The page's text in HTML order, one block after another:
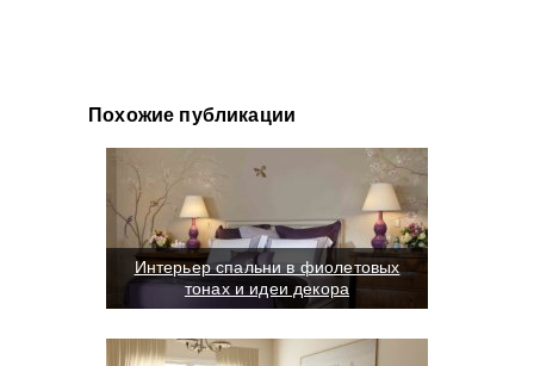
Похожие публикации
Интерьер спальни в фиолетовых
тонах и идеи декора